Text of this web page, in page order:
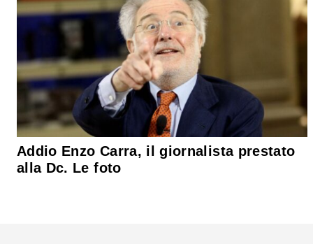
Addio Enzo Carra, il giornalista prestato
alla Dc. Le foto